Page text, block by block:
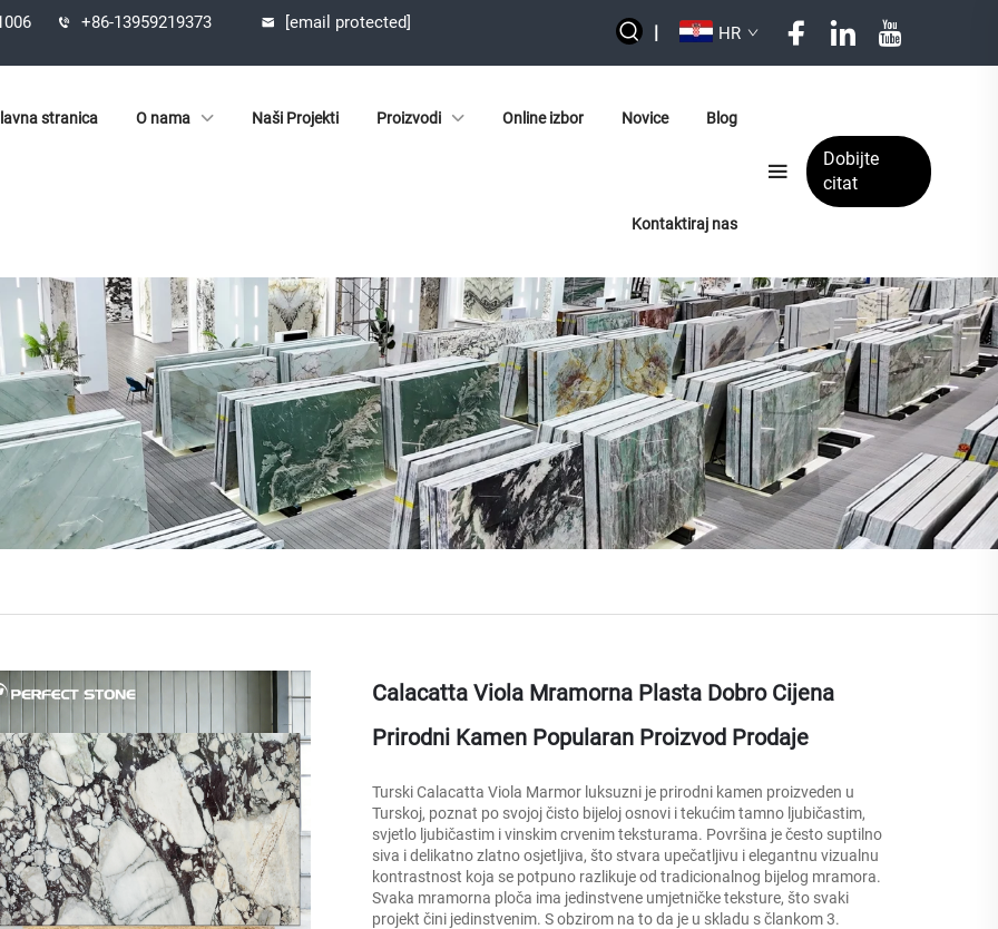
+86-13959219373 [email protected] | HR
stranica O nama Naši Projekti Proizvodi Online izbor Novice Blog
Kontaktiraj nas
Dobijte
citat
Calacatta Viola Mramorna Plasta Dobro Cijena
Prirodni Kamen Popularan Proizvod Prodaje
Turski Calacatta Viola Marmor luksuzni je prirodni kamen proizveden u
Turskoj, poznat po svojoj čisto bijeloj osnovi i tekućim tamno ljubičastim,
svjetlo ljubičastim i vinskim crvenim teksturama. Površina je često suptilno
siva i delikatno zlatno osjetljiva, što stvara upečatljivu i elegantnu vizualnu
kontrastnost koja se potpuno razlikuje od tradicionalnog bijelog mramora.
Svaka mramorna ploča ima jedinstvene umjetničke teksture, što svaki
projekt čini jedinstvenim. S obzirom na to da je u skladu s člankom 3.